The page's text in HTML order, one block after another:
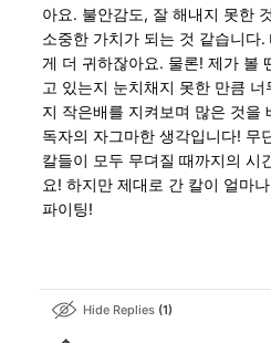
아요. 불안감도, 잘 해내지 못한
소중한 가치가 되는 것 같습니다
게 더 귀하잖아요. 물론! 제가 볼
고 있는지 눈치채지 못한 만큼
지 작은배를 지켜보며 많은 것을
독자의 자그마한 생각입니다! 무
칼들이 모두 무뎌질 때까지의 시
요! 하지만 제대로 간 칼이 얼마
파이팅!
Hide Replies 1